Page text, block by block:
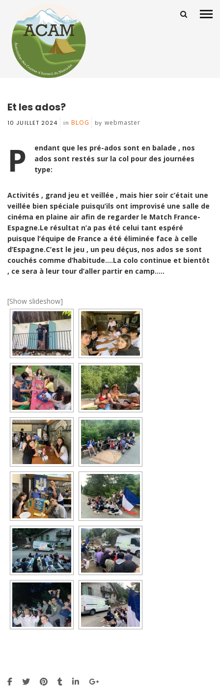
Et les ados?
10 JUILLET 2024 in BLOG by webmaster
P
endant que les pré-ados sont en balade , nos
ados sont restés sur la col pour des journées
type:
Activités , grand jeu et veillée , mais hier soir c’était une
veillée bien spéciale puisqu’ils ont improvisé une salle de
cinéma en plaine air afin de regarder le Match France-
Espagne.Le résultat n’a pas été celui tant espéré
puisque l’équipe de France a été éliminée face à celle
d’Espagne.C’est le jeu , un peu déçus, nos ados se sont
couchés comme d’habitude….La colo continue et bientôt
, ce sera à leur tour d’aller partir en camp…..
[Show slideshow]